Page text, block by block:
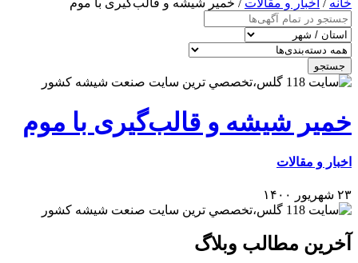
خانه / اخبار و مقالات / خمیر شیشه و قالب‌گیری با موم
جستجو
خمیر شیشه و قالب‌گیری با موم
اخبار و مقالات
۲۳ شهریور ۱۴۰۰
آخرین مطالب وبلاگ